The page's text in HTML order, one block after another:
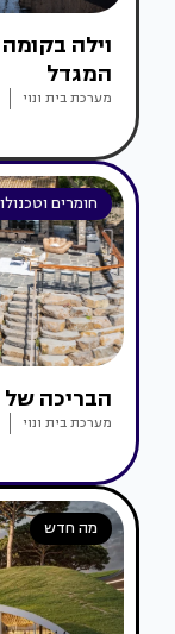
המגדל
מערכת בית ונוי
חומרים
הבריכה של
מערכת בית ונוי
מה חדש